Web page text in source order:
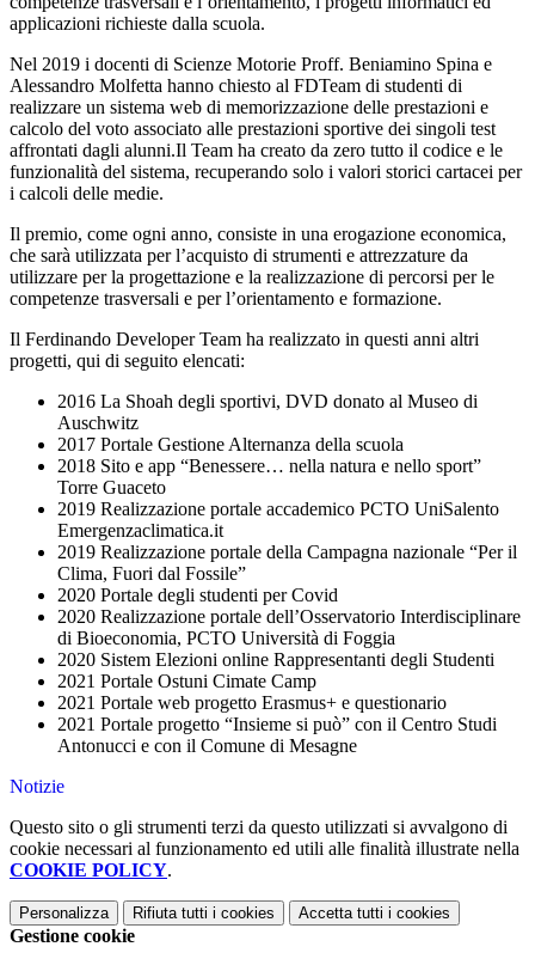
applicazioni richieste dalla scuola.
Nel 2019 i docenti di Scienze Motorie Proff. Beniamino Spina e
Alessandro Molfetta hanno chiesto al FDTeam di studenti di
realizzare un sistema web di memorizzazione delle prestazioni e
calcolo del voto associato alle prestazioni sportive dei singoli test
affrontati dagli alunni.Il Team ha creato da zero tutto il codice e le
funzionalità del sistema, recuperando solo i valori storici cartacei per
i calcoli delle medie.
Il premio, come ogni anno, consiste in una erogazione economica,
che sarà utilizzata per l’acquisto di strumenti e attrezzature da
utilizzare per la progettazione e la realizzazione di percorsi per le
competenze trasversali e per l’orientamento e formazione.
Il Ferdinando Developer Team ha realizzato in questi anni altri
progetti, qui di seguito elencati:
2016 La Shoah degli sportivi, DVD donato al Museo di
Auschwitz
2017 Portale Gestione Alternanza della scuola
2018 Sito e app “Benessere… nella natura e nello sport”
Torre Guaceto
2019 Realizzazione portale accademico PCTO UniSalento
Emergenzaclimatica.it
2019 Realizzazione portale della Campagna nazionale “Per il
Clima, Fuori dal Fossile”
2020 Portale degli studenti per Covid
2020 Realizzazione portale dell’Osservatorio Interdisciplinare
di Bioeconomia, PCTO Università di Foggia
2020 Sistem Elezioni online Rappresentanti degli Studenti
2021 Portale Ostuni Cimate Camp
2021 Portale web progetto Erasmus+ e questionario
2021 Portale progetto “Insieme si può” con il Centro Studi
Antonucci e con il Comune di Mesagne
Notizie
Questo sito o gli strumenti terzi da questo utilizzati si avvalgono di
cookie necessari al funzionamento ed utili alle finalità illustrate nella
COOKIE POLICY.
Personalizza Rifiuta tutti i cookies Accetta tutti i cookies
Gestione cookie